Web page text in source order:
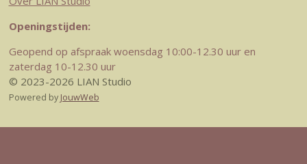
Openingstijden:
Geopend op afspraak woensdag 10:00-12.30 uur en
zaterdag 10-12.30 uur
© 2023-2026 LIAN Studio
Powered by JouwWeb